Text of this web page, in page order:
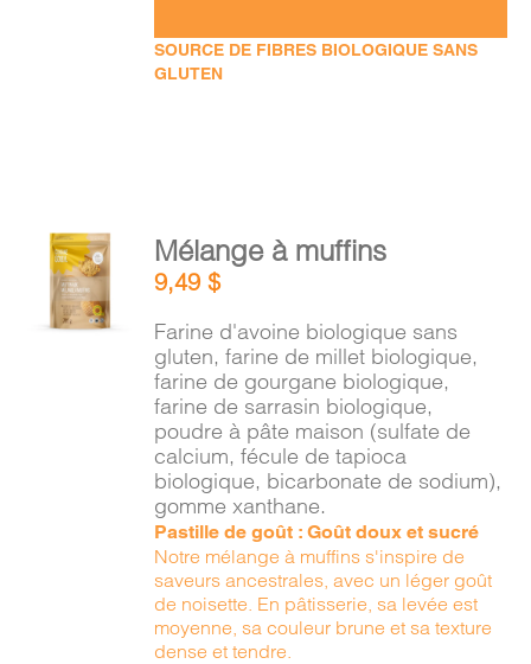
SOURCE DE FIBRES BIOLOGIQUE SANS
GLUTEN
AJOUTER
AU
PANIER
Mélange à muffins
9,49$
Farine d'avoine biologique sans
gluten, farine de millet biologique,
farine de gourgane biologique,
farine de sarrasin biologique,
poudre à pâte maison (sulfate de
calcium, fécule de tapioca
biologique, bicarbonate de sodium),
gomme xanthane.
Pastille de goût : Goût doux et sucré
Notre mélange à muffins s'inspire de
saveurs ancestrales, avec un léger goût
de noisette. En pâtisserie, sa levée est
moyenne, sa couleur brune et sa texture
dense et tendre.